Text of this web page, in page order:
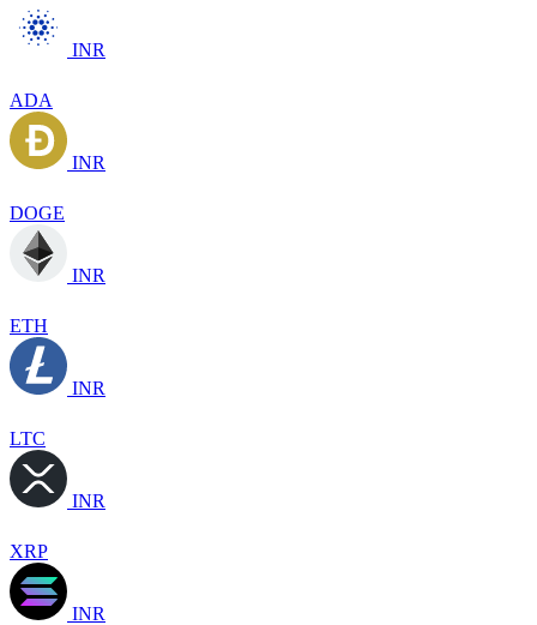
INR
ADA
INR
DOGE
INR
ETH
INR
LTC
INR
XRP
INR